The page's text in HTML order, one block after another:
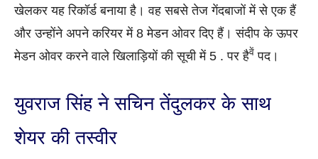
खेलकर यह रिकॉर्ड बनाया है। वह सबसे तेज गेंदबाजों में से एक हैं
और उन्होंने अपने करियर में 8 मेडन ओवर दिए हैं। संदीप के ऊपर
मेडन ओवर करने वाले खिलाड़ियों की सूची में 5 . पर हैवें पद।
युवराज सिंह ने सचिन तेंदुलकर के साथ
शेयर की तस्वीर